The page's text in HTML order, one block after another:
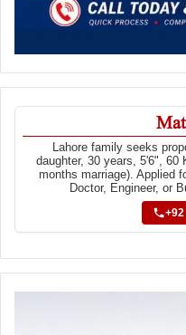
Lahore family seeks
daughter, 30 years, 5'6", 60
months marriage). Applied
Doctor, Engineer, or